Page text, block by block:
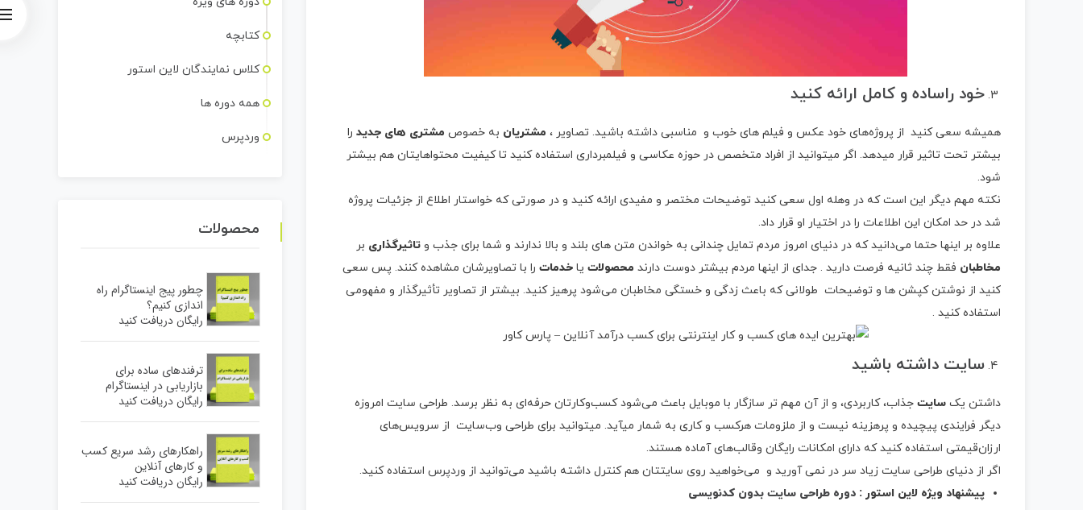
خود راساده و کامل ارائه کنید
همیشه سعی کنید از پروژه‌های خود عکس و فیلم های خوب و مناسبی داشته باشید. تصاویر ، مشتریان به خصوص مشتری های جدید را
بیشتر تحت تاثیر قرار میدهد. اگر میتوانید از افراد متخصص در حوزه عکاسی و فیلمبرداری استفاده کنید تا کیفیت محتواهایتان هم بیشتر
شود.
نکته مهم دیگر این است که در وهله اول سعی کنید توضیحات مختصر و مفیدی ارائه کنید و در صورتی که خواستار اطلاع از جزئیات پروژه
شد در حد امکان این اطلاعات را در اختیار او قرار داد.
علاوه بر اینها حتما می‌دانید که در دنیای امروز مردم تمایل چندانی به خواندن متن های بلند و بالا ندارند و شما برای جذب و تاثیرگذاری بر
مخاطبان فقط چند ثانیه فرصت دارید . جدای از اینها مردم بیشتر دوست دارند محصولات یا خدمات را با تصاویرشان مشاهده کنند. پس سعی
کنید از نوشتن کپشن ها و توضیحات طولانی که باعث زدگی و خستگی مخاطبان می‌شود پرهیز کنید. بیشتر از تصاویر تأثیرگذار و مفهومی
استفاده کنید .
سایت داشته باشید
داشتن یک سایت جذاب، کاربردی، و از آن مهم تر سازگار با موبایل باعث می‌شود کسب‌وکارتان حرفه‌ای به نظر برسد. طراحی سایت امروزه
دیگر فرایندی پیچیده و پرهزینه نیست و از ملزومات هرکسب و کاری به شمار میآید. میتوانید برای طراحی وب‌سایت از سرویس‌های
ارزان‌قیمتی استفاده کنید که دارای امکانات رایگان وقالب‌های آماده هستند.
اگر از دنیای طراحی سایت زیاد سر در نمی آورید و می‌خواهید روی سایتتان هم کنترل داشته باشید می‌توانید از وردپرس استفاده کنید.
پیشنهاد ویژه لاین استور : دوره طراحی سایت بدون کدنویسی
کتابچه
کلاس نمایندگان لاین استور
همه دوره ها
وردپرس
محصولات
چطور پیج اینستاگرام راه
اندازی کنیم؟
رایگان دریافت کنید
ترفندهای ساده برای
بازاریابی در اینستاگرام
رایگان دریافت کنید
راهکارهای رشد سریع کسب
و کارهای آنلاین
رایگان دریافت کنید